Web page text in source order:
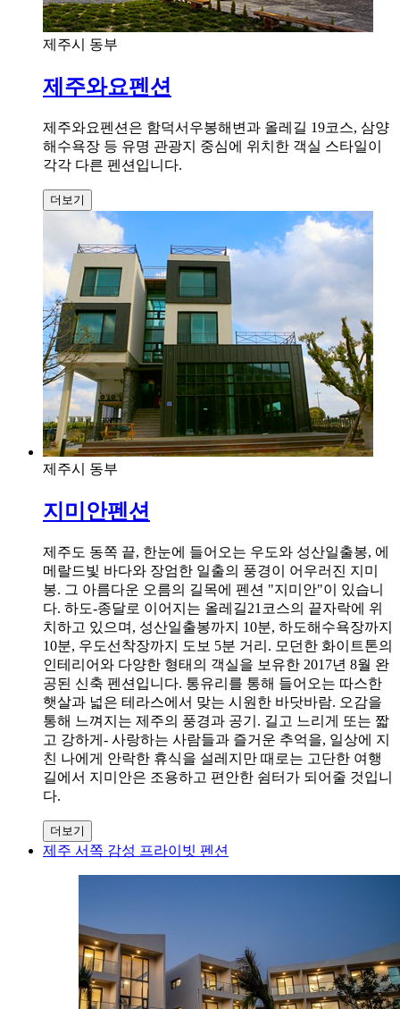
제주시 동부
제주와요펜션
제주와요펜션은 함덕서우봉해변과 올레길 19코스, 삼양
해수욕장 등 유명 관광지 중심에 위치한 객실 스타일이
각각 다른 펜션입니다.
더보기
제주시 동부
지미안펜션
제주도 동쪽 끝, 한눈에 들어오는 우도와 성산일출봉, 에
메랄드빛 바다와 장엄한 일출의 풍경이 어우러진 지미
봉. 그 아름다운 오름의 길목에 펜션 "지미안"이 있습니
다. 하도-종달로 이어지는 올레길21코스의 끝자락에 위
치하고 있으며, 성산일출봉까지 10분, 하도해수욕장까지
10분, 우도선착장까지 도보 5분 거리. 모던한 화이트톤의
인테리어와 다양한 형태의 객실을 보유한 2017년 8월 완
공된 신축 펜션입니다. 통유리를 통해 들어오는 따스한
햇살과 넓은 테라스에서 맞는 시원한 바닷바람. 오감을
통해 느껴지는 제주의 풍경과 공기. 길고 느리게 또는 짧
고 강하게- 사랑하는 사람들과 즐거운 추억을, 일상에 지
친 나에게 안락한 휴식을 설레지만 때로는 고단한 여행
길에서 지미안은 조용하고 편안한 쉼터가 되어줄 것입니
다.
더보기
제주 서쪽 감성 프라이빗 펜션